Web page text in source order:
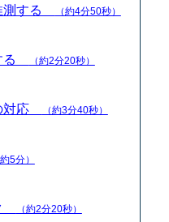
測する （約4分50秒）
る （約2分20秒）
対応 （約3分40秒）
約5分）
（約2分20秒）